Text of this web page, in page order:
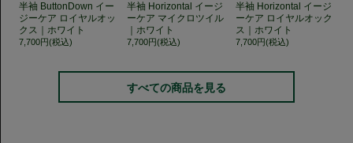
半袖 ButtonDown イー
ジーケア ロイヤルオッ
クス｜ホワイト
7,700円(税込)
半袖 Horizontal イージ
ーケア マイクロツイル
｜ホワイト
7,700円(税込)
半袖 Horizontal イージ
ーケア ロイヤルオック
ス｜ホワイト
7,700円(税込)
すべての商品を見る